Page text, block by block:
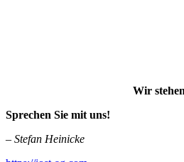
Wir
Sprechen Sie mit uns!
– Stefan Heinicke